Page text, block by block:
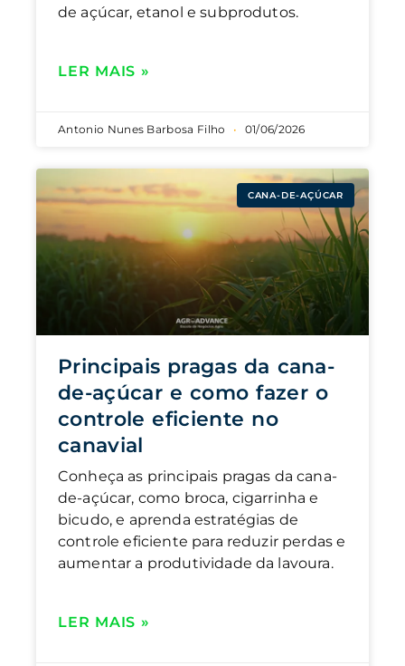
de açúcar, etanol e subprodutos.
LER MAIS »
Antonio Nunes Barbosa Filho 01/06/2026
CANA-DE-AÇÚCAR
Principais pragas da cana-
de-açúcar e como fazer o
controle eficiente no
canavial
Conheça as principais pragas da cana-
de-açúcar, como broca, cigarrinha e
bicudo, e aprenda estratégias de
controle eficiente para reduzir perdas e
aumentar a produtividade da lavoura.
LER MAIS »